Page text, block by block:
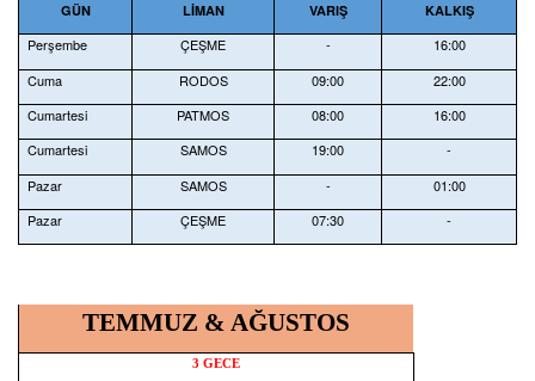
GÜN LİMAN VARIŞ KALKIŞ
Perşembe ÇEŞME -
16:00
Cuma
RODOS 09:00
22:00
Cumartesi
PATMOS 08:00
16:00
Cumartesi
SAMOS 19:00
-
Pazar
SAMOS -
01:00
Pazar
ÇEŞME 07:30 -
TEMMUZ & AĞUSTOS
3 GECE